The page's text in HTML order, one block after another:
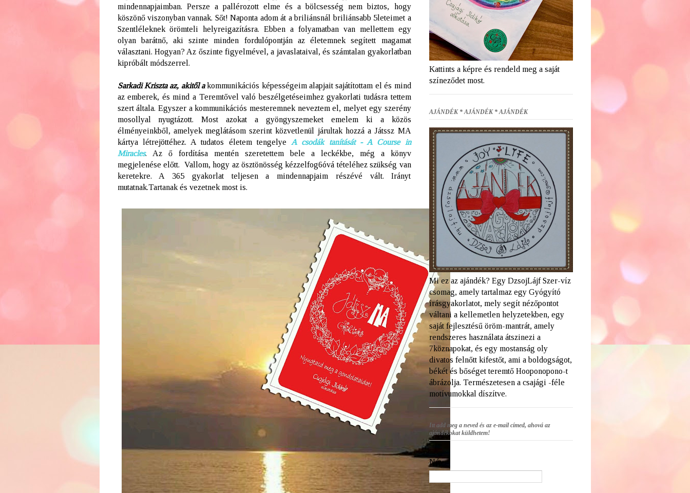
mindennapjaimban. Persze a pallérozott elme és a bölcsesség nem biztos, hogy
köszönő viszonyban vannak. Sőt! Naponta adom át a briliánsnál briliánsabb 5leteimet a
Szentléleknek örömteli helyreigazításra. Ebben a folyamatban van mellettem egy
olyan barátnő, aki szinte minden fordulópontján az életemnek segített magamat
választani. Hogyan? Az őszinte figyelmével, a javaslataival, és számtalan gyakorlatban
kipróbált módszerrel.
Sarkadi Kriszta az, akitől akommunikációs képességeim alapjait sajátítottam el és mind
az emberek, és mind a Teremtővel való beszélgetéseimhez gyakorlati tudásra tettem
szert általa. Egyszer a kommunikációs mesteremnek neveztem el, melyet egy szerény
mosollyal nyugtázott. Most azokat a gyöngyszemeket emelem ki a közös
élményeinkből, amelyek meglátásom szerint közvetlenül járultak hozzá a Játssz MA
kártya létrejöttéhez. A tudatos életem tengelye A csodák tanítását - A Course in
Miracles. Az ő fordítása mentén szeretettem bele a leckékbe, még a könyv
megjelenése előtt. Vallom, hogy az ösztönösség kézzelfog6óvá tételéhez szükség van
keretekre. A 365 gyakorlat teljesen a mindennapjaim részévé vált. Irányt
mutatnak.Tartanak és vezetnek most is.
Kattints a képre és rendeld meg a saját
színeződet most.
AJÁNDÉK * AJÁNDÉK * AJÁNDÉK
Mi ez az ajándék? Egy DzsojLájf Szer-víz
csomag, amely tartalmaz egy Gyógyító
írásgyakorlatot, mely segít nézőpontot
váltani a kellemetlen helyzetekben, egy
saját fejlesztésű öröm-mantrát, amely
rendszeres használata átszinezi a
7köznapokat, és egy mostanság oly
divatos felnőtt kifestőt, ami a boldogságot,
békét és bőséget teremtő Hooponopono-t
ábrázolja. Természetesen a csajági -féle
motívumokkal díszítve.
Itt add meg a neved és az e-mail címed, ahová az
ajándékokat küldhetem!
Név